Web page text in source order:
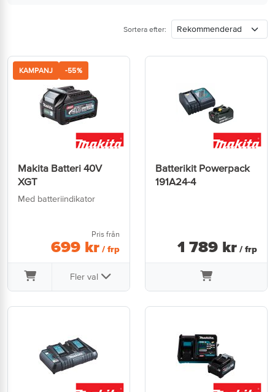
Sortera efter:
KAMPANJ -55%
Makita Batteri 40V
XGT
Med batteriindikator
Pris från
699 kr / frp
Fler val
Batterikit Powerpack
191A24-4
1 789 kr / frp